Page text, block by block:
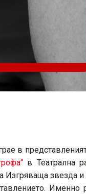
в
в Театрална
Изгряваща звезда
Именно